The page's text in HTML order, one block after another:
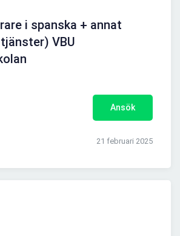
i spanska + annat
VBU
Ansök
21 februari 2025